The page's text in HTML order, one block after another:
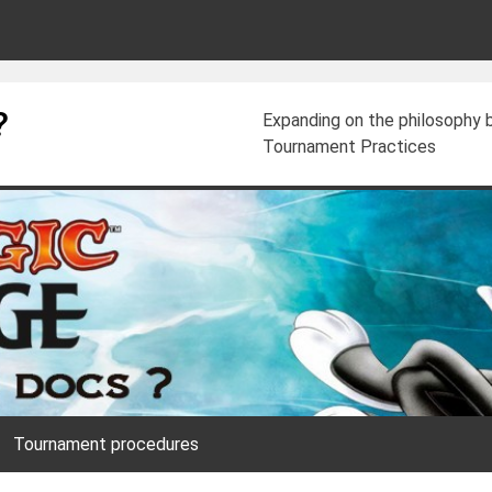
Expanding on the philosophy
Tournament Practices
Tournament procedures